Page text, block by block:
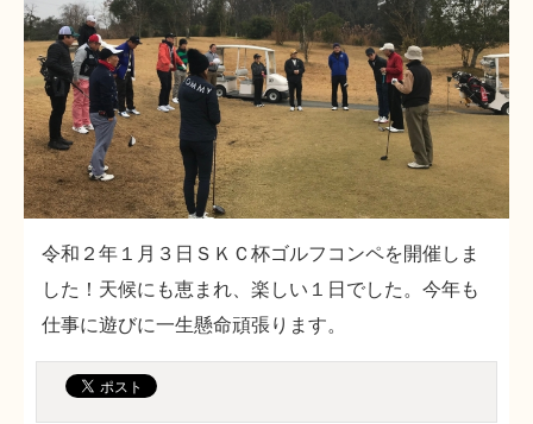
令和２年１月３日ＳＫＣ杯ゴルフコンペを開催しま
した！天候にも恵まれ、楽しい１日でした。今年も
仕事に遊びに一生懸命頑張ります。